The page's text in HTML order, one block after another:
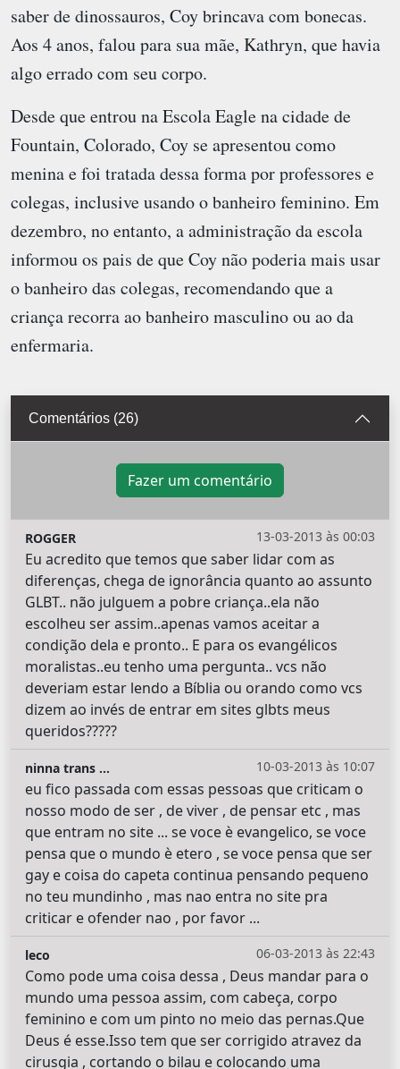
saber de dinossauros, Coy brincava com bonecas.
Aos 4 anos, falou para sua mãe, Kathryn, que havia
algo errado com seu corpo.
Desde que entrou na Escola Eagle na cidade de
Fountain, Colorado, Coy se apresentou como
menina e foi tratada dessa forma por professores e
colegas, inclusive usando o banheiro feminino. Em
dezembro, no entanto, a administração da escola
informou os pais de que Coy não poderia mais usar
o banheiro das colegas, recomendando que a
criança recorra ao banheiro masculino ou ao da
enfermaria.
Comentários (26)
Fazer um comentário
13-03-2013 às 00:03
ROGGER
Eu acredito que temos que saber lidar com as
diferenças, chega de ignorância quanto ao assunto
GLBT.. não julguem a pobre criança..ela não
escolheu ser assim..apenas vamos aceitar a
condição dela e pronto.. E para os evangélicos
moralistas..eu tenho uma pergunta.. vcs não
deveriam estar lendo a Bíblia ou orando como vcs
dizem ao invés de entrar em sites glbts meus
queridos?????
10-03-2013 às 10:07
ninna trans ...
eu fico passada com essas pessoas que criticam o
nosso modo de ser , de viver , de pensar etc , mas
que entram no site ... se voce è evangelico, se voce
pensa que o mundo è etero , se voce pensa que ser
gay e coisa do capeta continua pensando pequeno
no teu mundinho , mas nao entra no site pra
criticar e ofender nao , por favor ...
06-03-2013 às 22:43
leco
Como pode uma coisa dessa , Deus mandar para o
mundo uma pessoa assim, com cabeça, corpo
feminino e com um pinto no meio das pernas.Que
Deus é esse.Isso tem que ser corrigido atravez da
cirusgia , cortando o bilau e colocando uma